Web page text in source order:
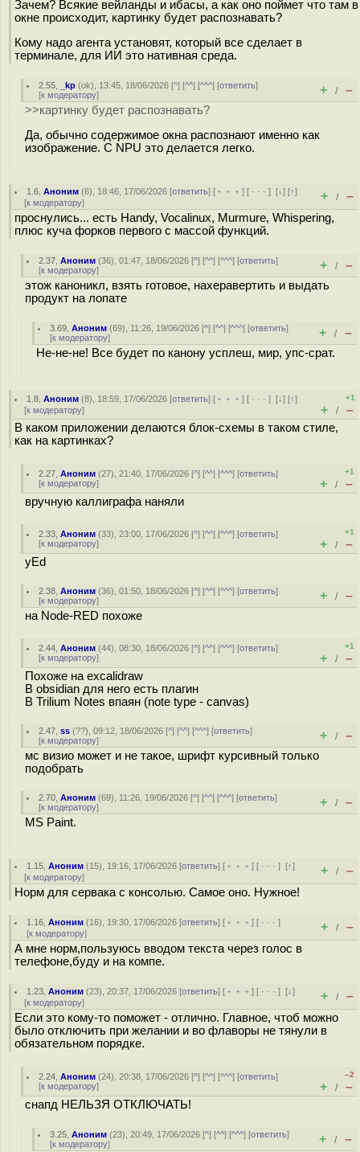
Зачем? Всякие вейланды и ибасы, а как оно поймет что там в
окне происходит, картинку будет распознавать?
Кому надо агента установят, который все сделает в
терминале, для ИИ это нативная среда.
2.55 _kp (ok), 13:45, 18/06/2026 [^] [^^] [^^^] [ответить]
[к модератору] + / –
>>картинку будет распознавать?
Да, обычно содержимое окна распознают именно как
изображение. С NPU это делается легко.
1.6 ,Аноним (6), 18:46, 17/06/2026 [ответить] [ ﹢﹢﹢] [ · · ·][↓] [↑]
[к модератору] + / –
проснулись... есть Handy, Vocalinux, Murmure, Whispering,
плюс куча форков первого с массой функций.
2.37 ,Аноним (36), 01:47, 18/06/2026 [^] [^^] [^^^] [ответить]
[к модератору] + / –
этож каноникл, взять готовое, нахеравертить и выдать
продукт на лопате
3.69 ,Аноним (69), 11:26, 19/06/2026 [^] [^^] [^^^] [ответить]
[к модератору] + / –
Не-не-не! Все будет по канону усплеш, мир, упс-срат.
1.8 ,Аноним (8), 18:59, 17/06/2026 [ответить] [ ﹢﹢﹢] [ · · ·][↓] [↑]
[к модератору]
+1
+ / –
В каком приложении делаются блок-схемы в таком стиле,
как на картинках?
2.27 ,Аноним (27), 21:40, 17/06/2026 [^] [^^] [^^^] [ответить]
[к модератору]
+1
+ / –
вручную каллиграфа наняли
2.33 ,Аноним (33), 23:00, 17/06/2026 [^] [^^] [^^^] [ответить]
[к модератору]
+1
+ / –
yEd
2.38 ,Аноним (36), 01:50, 18/06/2026 [^] [^^] [^^^] [ответить]
[к модератору] + / –
на Node-RED похоже
2.44 ,Аноним (44), 08:30, 18/06/2026 [^] [^^] [^^^] [ответить]
[к модератору]
+1
+ / –
Похоже на excalidraw
В obsidian для него есть плагин
В Trilium Notes впаян (note type - canvas)
2.47 ,ss (??), 09:12, 18/06/2026 [^] [^^] [^^^] [ответить]
[к модератору] + / –
мс визио может и не такое, шрифт курсивный только
подобрать
2.70 ,Аноним (69), 11:26, 19/06/2026 [^] [^^] [^^^] [ответить]
[к модератору] + / –
MS Paint.
1.15 ,Аноним (15), 19:16, 17/06/2026 [ответить] [ ﹢﹢﹢] [ · · ·][↑]
[к модератору] + / –
Норм для сервака с консолью. Самое оно. Нужное!
1.16 ,Аноним (16), 19:30, 17/06/2026 [ответить] [ ﹢﹢﹢] [ · · ·]
[к модератору] + / –
А мне норм,пользуюсь вводом текста через голос в
телефоне,буду и на компе.
1.23 ,Аноним (23), 20:37, 17/06/2026 [ответить] [ ﹢﹢﹢] [ · · ·][↓]
[к модератору] + / –
Если это кому-то поможет - отлично. Главное, чтоб можно
было отключить при желании и во флаворы не тянули в
обязательном порядке.
2.24 ,Аноним (24), 20:38, 17/06/2026 [^] [^^] [^^^] [ответить]
[к модератору]
–2
+ / –
снапд НЕЛЬЗЯ ОТКЛЮЧАТЬ!
3.25 ,Аноним (23), 20:49, 17/06/2026 [^] [^^] [^^^] [ответить]
[к модератору] + / –